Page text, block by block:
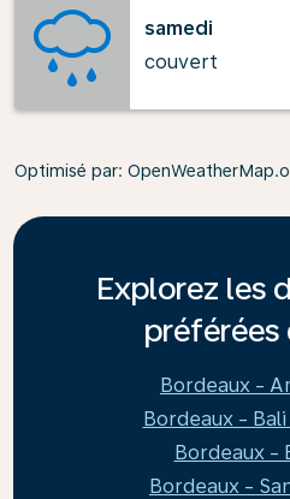
samedi
couvert
Optimisé par:
Explorez les
préférées
Bordeaux -
Bordeaux -
Bordeaux -
Bordeaux -